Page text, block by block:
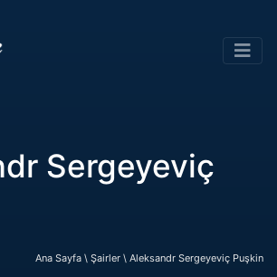
Sergeyeviç
Ana Sayfa \ Şairler \ Aleksandr Sergeyeviç Puşkin